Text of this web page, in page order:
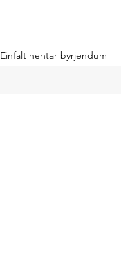
Einfalt hentar byrjendum